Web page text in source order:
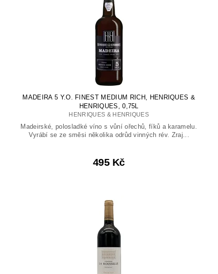
MADEIRA 5 Y.O. FINEST MEDIUM RICH, HENRIQUES &
HENRIQUES, 0,75L
HENRIQUES & HENRIQUES
Madeirské, polosladké víno s vůní ořechů, fíků a karamelu.
Vyrábí se ze směsi několika odrůd vinných rév. Zraj...
495 Kč